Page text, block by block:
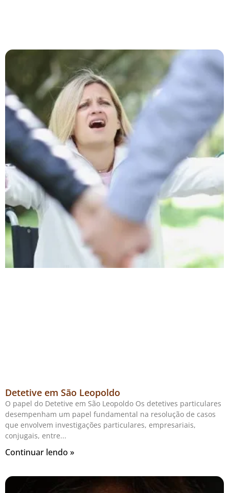
Detetive em São Leopoldo
O papel do Detetive em São Leopoldo Os detetives particulares
desempenham um papel fundamental na resolução de casos
que envolvem investigações particulares, empresariais,
conjugais, entre
Continuar lendo »